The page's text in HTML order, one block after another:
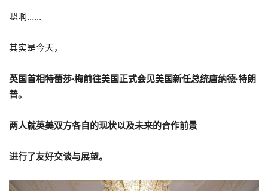
嗯啊……
其实是今天，
英国首相特蕾莎·梅前往美国正式会见美国新任总统唐纳德·特朗
普。
两人就英美双方各自的现状以及未来的合作前景
进行了友好交谈与展望。